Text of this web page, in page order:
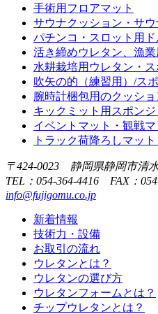
手術用フロアマット
サウナクッション・サウ
パチンコ・スロット用
活き締めウレタン、漁
水耕栽培用ウレタン・
吹矢の的（練習用）/ス
腕時計梱包用のクッシ
キックミット用スポン
イベントマット・観戦
トラック荷降ろしマッ
〒424-0023 静岡県静岡市清
TEL： 054-364-4416 FAX：
info@fujigomu.co.jp
新着情報
技術力・設備
お取引の流れ
ウレタンとは？
ウレタンの選び方
ウレタンフォームとは？
チップウレタンとは？